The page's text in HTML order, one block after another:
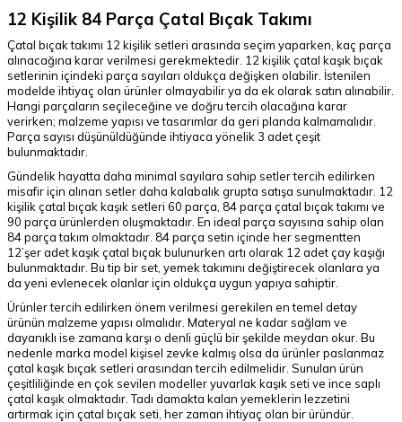
12 Kişilik 84 Parça Çatal Bıçak Takımı
Çatal bıçak takımı 12 kişilik setleri arasında seçim yaparken, kaç parça
alınacağına karar verilmesi gerekmektedir. 12 kişilik çatal kaşık bıçak
setlerinin içindeki parça sayıları oldukça değişken olabilir. İstenilen
modelde ihtiyaç olan ürünler olmayabilir ya da ek olarak satın alınabilir.
Hangi parçaların seçileceğine ve doğru tercih olacağına karar
verirken; malzeme yapısı ve tasarımlar da geri planda kalmamalıdır.
Parça sayısı düşünüldüğünde ihtiyaca yönelik 3 adet çeşit
bulunmaktadır.
Gündelik hayatta daha minimal sayılara sahip setler tercih edilirken
misafir için alınan setler daha kalabalık grupta satışa sunulmaktadır. 12
kişilik çatal bıçak kaşık setleri 60 parça, 84 parça çatal bıçak takımı ve
90 parça ürünlerden oluşmaktadır. En ideal parça sayısına sahip olan
84 parça takım olmaktadır. 84 parça setin içinde her segmentten
12’şer adet kaşık çatal bıçak bulunurken artı olarak 12 adet çay kaşığı
bulunmaktadır. Bu tip bir set, yemek takımını değiştirecek olanlara ya
da yeni evlenecek olanlar için oldukça uygun yapıya sahiptir.
Ürünler tercih edilirken önem verilmesi gerekilen en temel detay
ürünün malzeme yapısı olmalıdır. Materyal ne kadar sağlam ve
dayanıklı ise zamana karşı o denli güçlü bir şekilde meydan okur. Bu
nedenle marka model kişisel zevke kalmış olsa da ürünler paslanmaz
çatal kaşık bıçak setleri arasından tercih edilmelidir. Sunulan ürün
çeşitliliğinde en çok sevilen modeller yuvarlak kaşık seti ve ince saplı
çatal kaşık olmaktadır. Tadı damakta kalan yemeklerin lezzetini
artırmak için çatal bıçak seti, her zaman ihtiyaç olan bir üründür.